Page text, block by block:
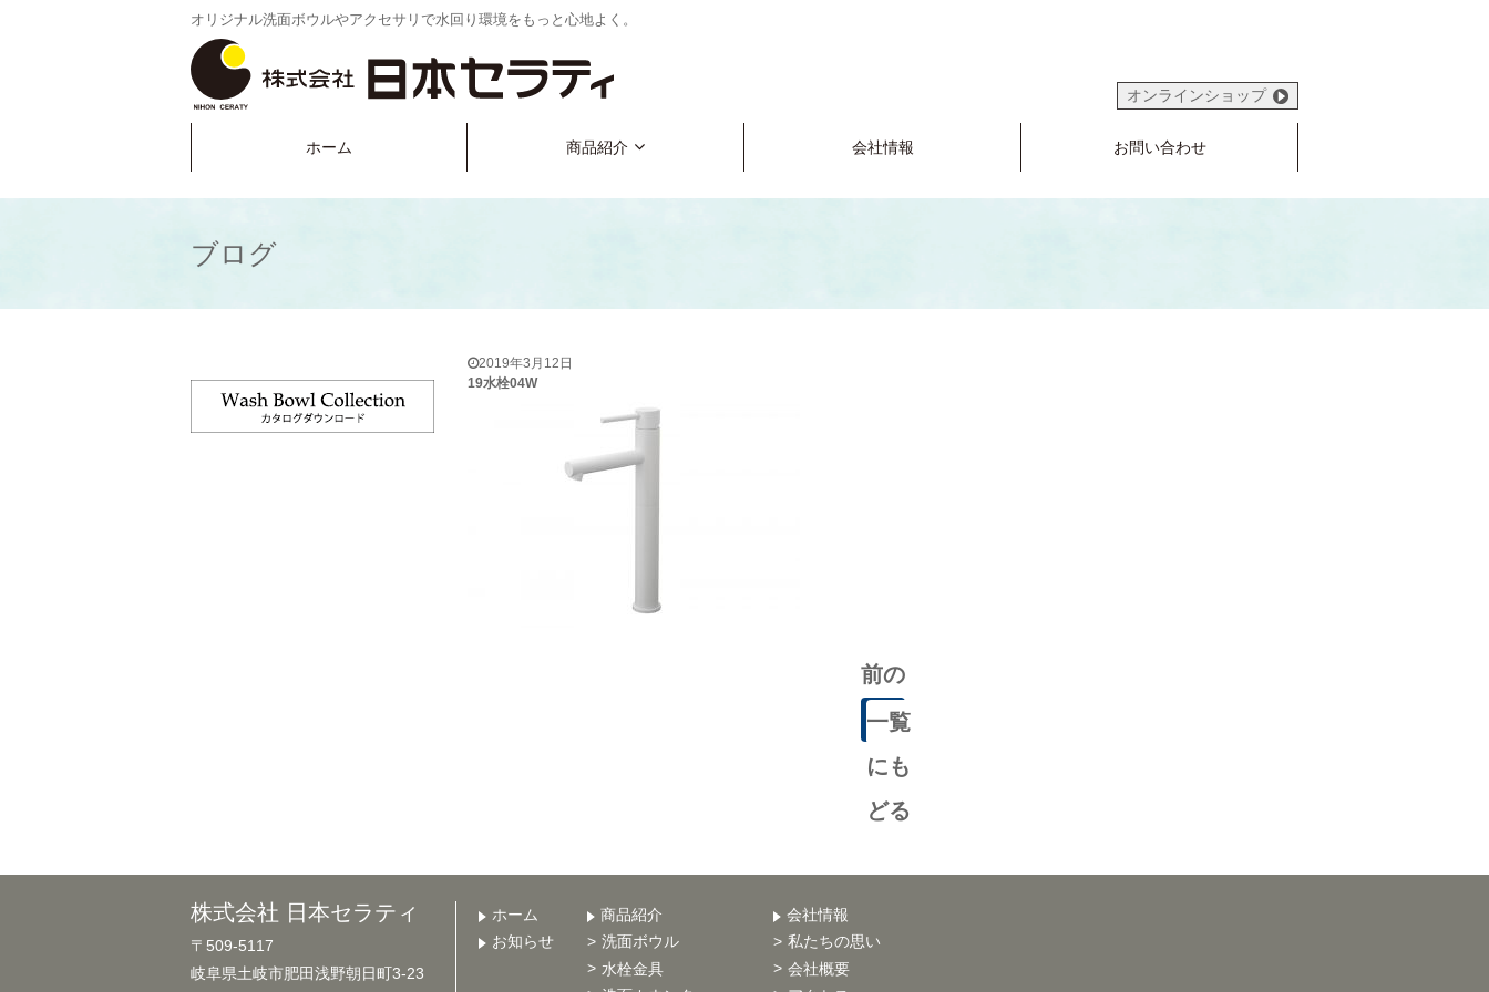
オリジナル洗面ボウルやアクセサリで水回り環境をもっと心地よく。
オンラインショップ
ホーム 商品紹介 会社情報 お問い合わせ
ブログ
2019年3月12日
19水栓04W
前の
記事
一覧
にも
どる
株式会社 日本セラティ
〒509-5117
岐阜県土岐市肥田浅野朝日町3-23
ホーム
お知らせ
商品紹介
洗面ボウル
水栓金具
会社情報
私たちの思い
会社概要